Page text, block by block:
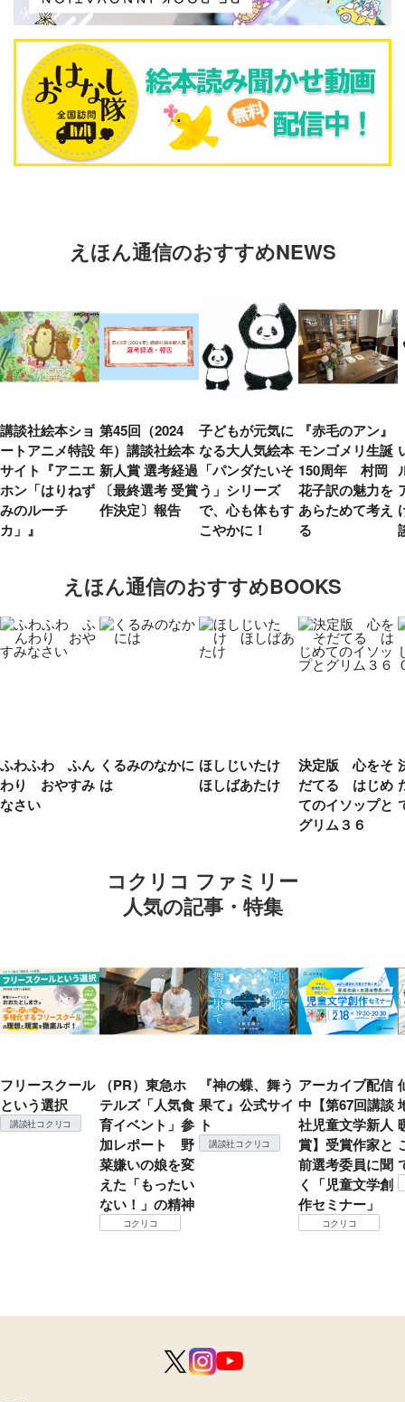
えほん通信のおすすめNEWS
講談社絵本ショ
ートアニメ特設
サイト『アニエ
ホン「はりねず
みのルーチ
カ」』
第45回（2024
年）講談社絵本
新人賞 選考経過
〔最終選考 受賞
作決定〕報告
子どもが元気に
なる大人気絵本
「パンダたいそ
う」シリーズ
で、心も体もす
こやかに！
『赤毛のアン』
モンゴメリ生誕
150周年 村岡
花子訳の魅力を
あらためて考え
る
えほん通信のおすすめBOOKS
ふわふわ ふん
わり おやすみ
なさい
くるみのなかに
は
ほしじいたけ
ほしばあたけ
決定版 心をそ
だてる はじめ
てのイソップと
グリム３６
コクリコ ファミリー
人気の記事・特集
フリースクール
という選択
講談社コクリコ
（PR）東急ホ
テルズ「人気食
育イベント」参
加レポート 野
菜嫌いの娘を変
えた「もったい
ない！」の精神
コクリコ
『神の蝶、舞う
果て』公式サイ
ト
講談社コクリコ
アーカイブ配信
中【第67回講談
社児童文学新人
賞】受賞作家と
前選考委員に聞
く「児童文学創
作セミナー」
コクリコ